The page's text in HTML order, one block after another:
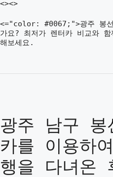
<><>
<="color: #0067;">광주 봉선
가요? 최저가 렌터카 비교와
해보세요.
광주 남구 봉
카를 이용하
행을 다녀온